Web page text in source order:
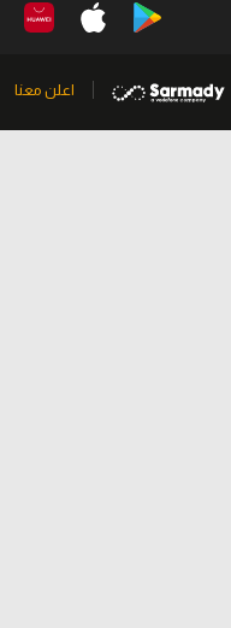
اعلن معنا